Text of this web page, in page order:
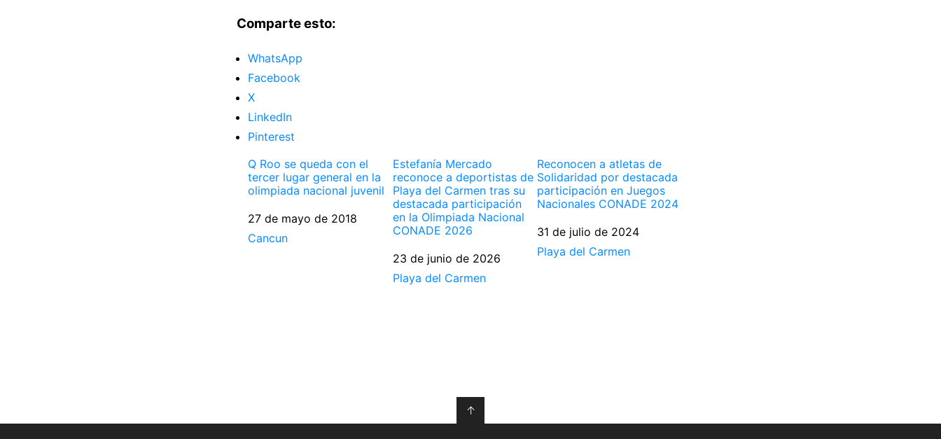
Comparte esto:
WhatsApp
Facebook
X
LinkedIn
Pinterest
Q Roo se queda con el
tercer lugar general en la
olimpiada nacional juvenil
Fecha
27 de mayo de 2018
Respecto a
Cancun
Estefanía Mercado
reconoce a deportistas de
Playa del Carmen tras su
destacada participación
en la Olimpiada Nacional
CONADE 2026
Fecha
23 de junio de 2026
Respecto a
Playa del Carmen
Reconocen a atletas de
Solidaridad por destacada
participación en Juegos
Nacionales CONADE 2024
Fecha
31 de julio de 2024
Respecto a
Playa del Carmen
↑